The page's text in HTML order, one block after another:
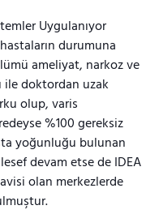
Uygulanıyor
durumuna
ameliyat, narkoz ve
doktordan uzak
olup, varis
%100 gereksiz
yoğunluğu bulunan
devam etse de IDEA
olan merkezlerde